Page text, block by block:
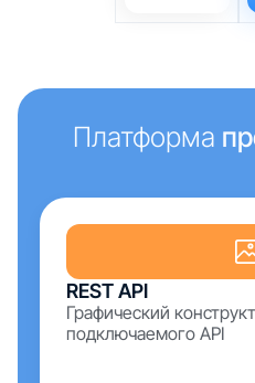
Платформа
REST API
Графический
подключаемого API